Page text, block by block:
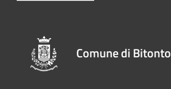
Comune di Bitonto